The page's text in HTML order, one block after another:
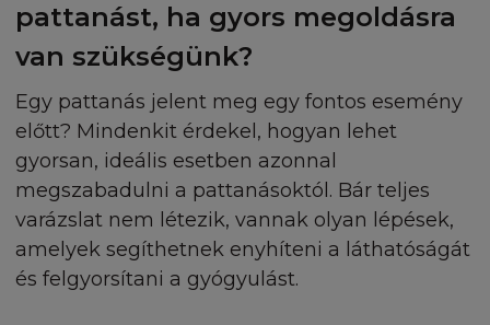
pattanást, ha gyors megoldásra
van szükségünk?
Egy pattanás jelent meg egy fontos esemény
előtt? Mindenkit érdekel, hogyan lehet
gyorsan, ideális esetben azonnal
megszabadulni a pattanásoktól. Bár teljes
varázslat nem létezik, vannak olyan lépések,
amelyek segíthetnek enyhíteni a láthatóságát
és felgyorsítani a gyógyulást.